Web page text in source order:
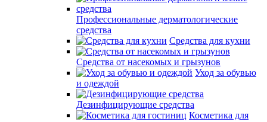
Профессиональные дерматологические
средства
Средства для кухни
Средства от насекомых и грызунов
Уход за обувью
и одеждой
Дезинфицирующие средства
Косметика для